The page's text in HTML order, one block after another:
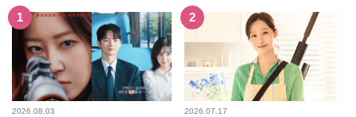
2026.08.03 2026.07.17